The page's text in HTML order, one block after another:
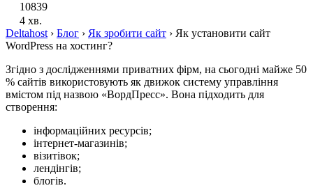
10839
4 хв.
Deltahost› Блог › Як зробити сайт › Як установити сайт
WordPress на хостинг?
Згідно з дослідженнями приватних фірм, на сьогодні майже 50
% сайтів використовують як движок систему управління
вмістом під назвою «ВордПресс». Вона підходить для
створення:
інформаційних ресурсів;
інтернет-магазинів;
візитівок;
лендінгів;
блогів.